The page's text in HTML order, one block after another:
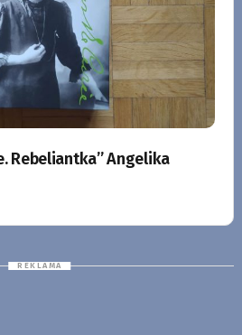
Rebeliantka” Angelika